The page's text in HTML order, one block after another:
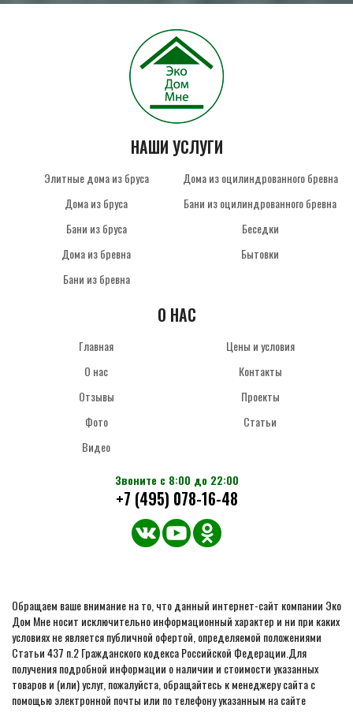
НАШИ УСЛУГИ
Элитные дома из бруса
Дома из бруса
Бани из бруса
Дома из бревна
Бани из бревна
Дома из оцилиндрованного бревна
Бани из оцилиндрованного бревна
Беседки
Бытовки
О НАС
Главная
О нас
Отзывы
Фото
Видео
Цены и условия
Контакты
Проекты
Статьи
Звоните с 8:00 до 22:00
+7 (495) 078-16-48
Обращаем ваше внимание на то, что данный интернет-сайт компании Эко
Дом Мне носит исключительно информационный характер и ни при каких
условиях не является публичной офертой, определяемой положениями
Статьи 437 п.2 Гражданского кодекса Российской Федерации.Для
получения подробной информации о наличии и стоимости указанных
товаров и (или) услуг, пожалуйста, обращайтесь к менеджеру сайта с
помощью электронной почты или по телефону указанным на сайте